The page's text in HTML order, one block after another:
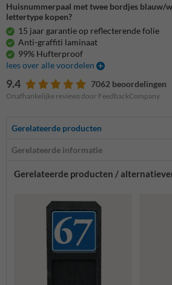
Huisnummerpaal met twee bordjes blauw/
lettertype kopen?
15 jaar garantie op reflecterende folie
Anti-graffiti laminaat
99% Hufterproof
lees over alle voordelen
9.4 7062 beoordelingen
Onafhankelijke reviews door FeedbackCompany
Gerelateerde producten
Gerelateerde informatie
Gerelateerde producten /